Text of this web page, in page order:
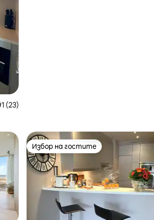
оценка: 4,91 от 5, 23 отзива
(23)
Избор на гостите
Избор на гостите